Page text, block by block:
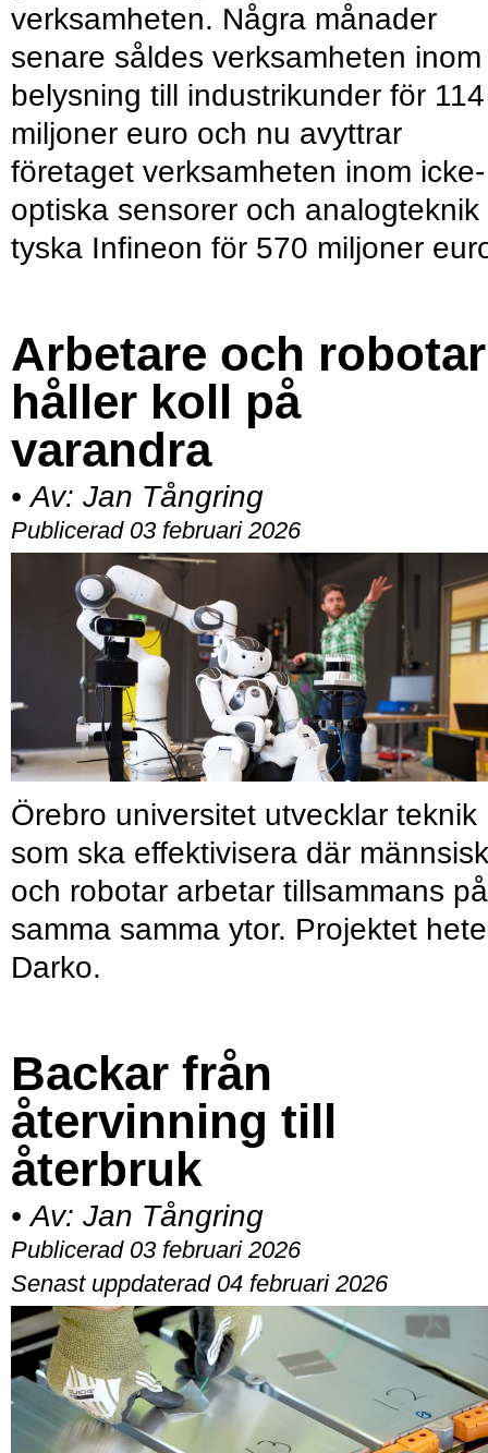
verksamheten. Några månader
senare såldes verksamheten inom
belysning till industrikunder för 114
miljoner euro och nu avyttrar
företaget verksamheten inom icke-
optiska sensorer och analogteknik
tyska Infineon för 570 miljoner
Arbetare och robotar
håller koll på
varandra
• Av: Jan Tångring
Publicerad 03 februari 2026
Örebro universitet utvecklar teknik
som ska effektivisera där
och robotar arbetar tillsammans på
samma samma ytor. Projektet
Darko.
Backar från
återvinning till
återbruk
• Av: Jan Tångring
Publicerad 03 februari 2026
Senast uppdaterad 04 februari 2026